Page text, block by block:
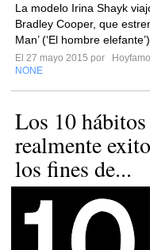
La modelo Irina Shayk
Bradley Cooper, que
Man’ (‘El hombre elefante’).
El 27 mayo 2015 por
NONE
Los 10
realmente
los fines de...